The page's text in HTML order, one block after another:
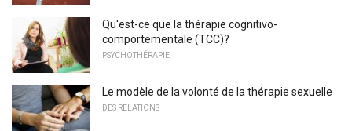
Qu'est-ce que la thérapie cognitivo-
comportementale (TCC)?
PSYCHOTHÉRAPIE
Le modèle de la volonté de la thérapie sexuelle
DES RELATIONS